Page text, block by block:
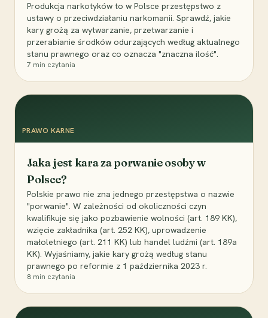
Produkcja narkotyków to w Polsce przestępstwo z
ustawy o przeciwdziałaniu narkomanii. Sprawdź, jakie
kary grożą za wytwarzanie, przetwarzanie i
przerabianie środków odurzających według aktualnego
stanu prawnego oraz co oznacza "znaczna ilość".
7 min czytania
PRAWO KARNE
Jaka jest kara za porwanie osoby w
Polsce?
Polskie prawo nie zna jednego przestępstwa o nazwie
"porwanie". W zależności od okoliczności czyn
kwalifikuje się jako pozbawienie wolności (art. 189 KK),
wzięcie zakładnika (art. 252 KK), uprowadzenie
małoletniego (art. 211 KK) lub handel ludźmi (art. 189a
KK). Wyjaśniamy, jakie kary grożą według stanu
prawnego po reformie z 1 października 2023 r.
8 min czytania